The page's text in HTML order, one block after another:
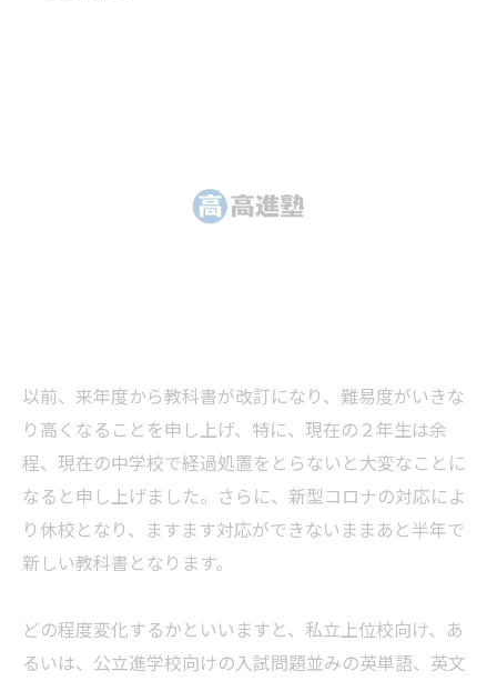
以前、来年度から教科書が改訂になり、難易度がいきな
り高くなることを申し上げ、特に、現在の２年生は余
程、現在の中学校で経過処置をとらないと大変なことに
なると申し上げました。さらに、新型コロナの対応によ
り休校となり、ますます対応ができないままあと半年で
新しい教科書となります。
どの程度変化するかといいますと、私立上位校向け、あ
るいは、公立進学校向けの入試問題並みの英単語、英文